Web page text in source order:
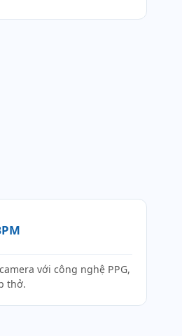
với công nghệ PPG,
thở.